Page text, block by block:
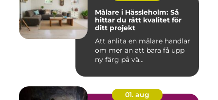
Målare i Hässleholm: Så
hittar du rätt kvalitet för
ditt projekt
Att anlita en målare handlar
om mer än att bara få upp
ny färg på vä...
01. aug